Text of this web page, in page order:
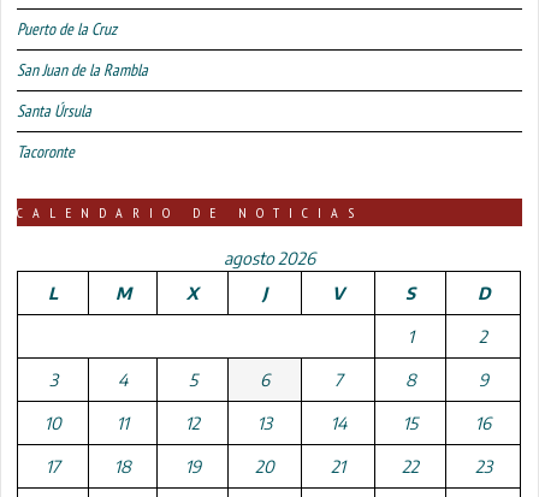
Puerto de la Cruz
San Juan de la Rambla
Santa Úrsula
Tacoronte
CALENDARIO DE NOTICIAS
agosto 2026
L
M X J V S D
1 2
3 4 5 6 7 8 9
10 11 12 13 14 15 16
17 18 19 20 21 22 23